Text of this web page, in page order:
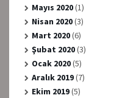
Mayıs 2020(1)
Nisan 2020(3)
Mart 2020(6)
Şubat 2020(3)
Ocak 2020(5)
Aralık 2019(7)
Ekim 2019(5)